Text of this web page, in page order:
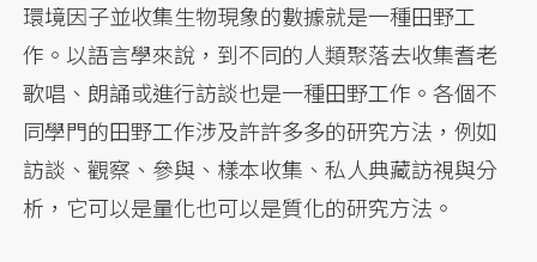
環境因子並收集生物現象的數據就是一種田野工
作。以語言學來說，到不同的人類聚落去收集耆老
歌唱、朗誦或進行訪談也是一種田野工作。各個不
同學門的田野工作涉及許許多多的研究方法，例如
訪談、觀察、參與、樣本收集、私人典藏訪視與分
析，它可以是量化也可以是質化的研究方法。